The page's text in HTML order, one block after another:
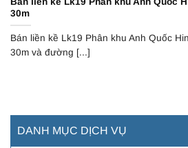
30m
Bán liền kề Lk19 Phân khu Anh Quốc
30m và đường [...]
DANH MỤC DỊCH VỤ